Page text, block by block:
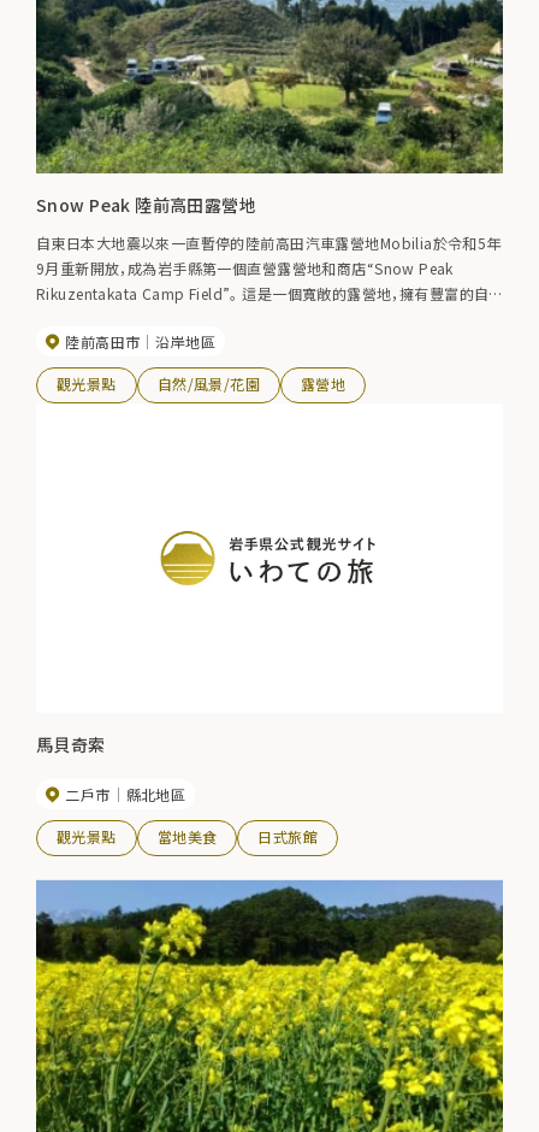
Snow Peak 陸前高田露營地
自東日本大地震以來一直暫停的陸前高田汽車露營地Mobilia於令和5年
9月重新開放，成為岩手縣第一個直營露營地和商店“Snow Peak
Rikuzentakata Camp Field”。 這是一個寬敞的露營地，擁有豐富的自
陸前高田市
沿岸地區
觀光景點 自然/風景/花園 露營地
馬貝奇索
二戶市 縣北地區
觀光景點 當地美食 日式旅館